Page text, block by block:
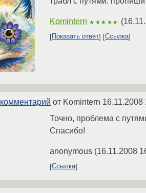
Komintern ★★★★★ (
Показать ответ Ссылка
комментарий от Komintern 16.11.2008
Точно, проблема с
Спасибо!
anonymous (16.11.2008
Ссылка